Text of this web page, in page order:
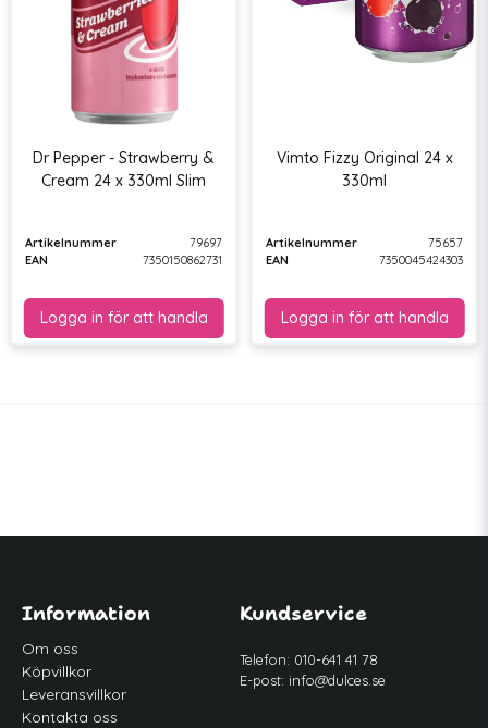
Dr Pepper - Strawberry &
Cream 24 x 330ml Slim
Artikelnummer
79697
EAN
7350150862731
Vimto Fizzy Original 24 x
330ml
Artikelnummer
75657
EAN
7350045424303
Information
Om oss
Köpvillkor
Leveransvillkor
Kontakta oss
Kundservice
Telefon: 010-641 41 78
E-post: info@dulces.se